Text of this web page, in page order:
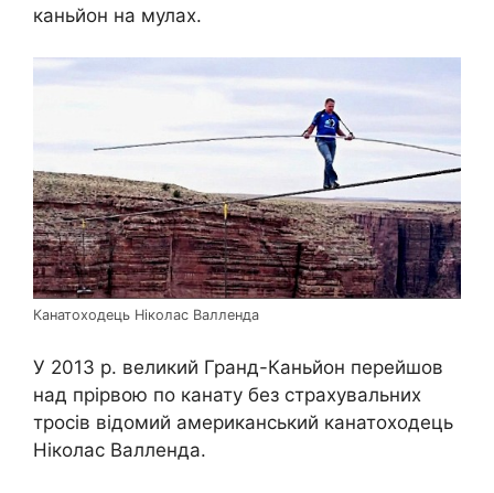
каньйон на мулах.
Канатоходець Ніколас Валленда
У 2013 р. великий Гранд-Каньйон перейшов
над прірвою по канату без страхувальних
тросів відомий американський канатоходець
Ніколас Валленда.